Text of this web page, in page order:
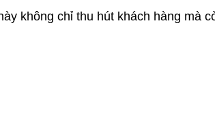
không chỉ thu hút khách hàng mà